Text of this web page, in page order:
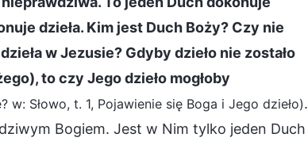
dzieła. Kim jest Duch Boży? Czy nie
w Jezusie? Gdyby dzieło nie zostało
to czy Jego dzieło mogłoby
w: Słowo, t. 1, Pojawienie się Boga i Jego dzieło).
Bogiem. Jest w Nim tylko jeden Duch